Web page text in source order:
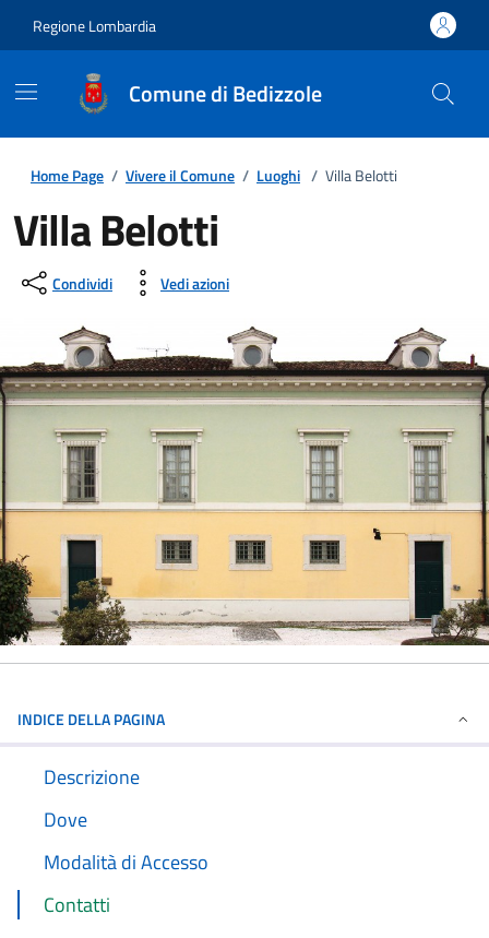
Regione Lombardia
Comune di Bedizzole
Home Page / Vivere il Comune / Luoghi / Villa Belotti
Villa Belotti
Condividi Vedi azioni
INDICE DELLA PAGINA
Descrizione
Dove
Modalità di Accesso
Contatti